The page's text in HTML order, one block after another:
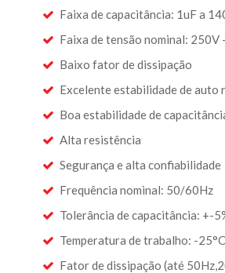
Faixa de capacitância: 1uF a
Faixa de tensão nominal: 250V
Baixo fator de dissipação
Excelente estabilidade de auto
Boa estabilidade de
Alta resistência
Segurança e alta confiabilidade
Frequência nominal: 50/60Hz
Tolerância de capacitância: +-
Temperatura de trabalho: -
Fator de dissipação (até